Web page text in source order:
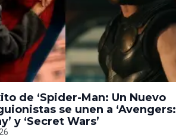
de ‘Spider-Man: Un Nuevo
se unen a ‘Avengers:
y ‘Secret Wars’